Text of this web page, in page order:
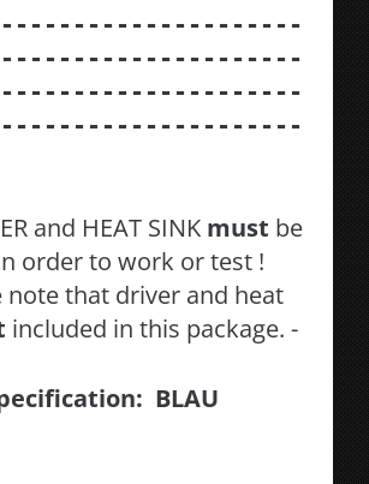
and HEAT SINK must be
order to work or test !
note that driver and heat
included in this package. -
BLAU